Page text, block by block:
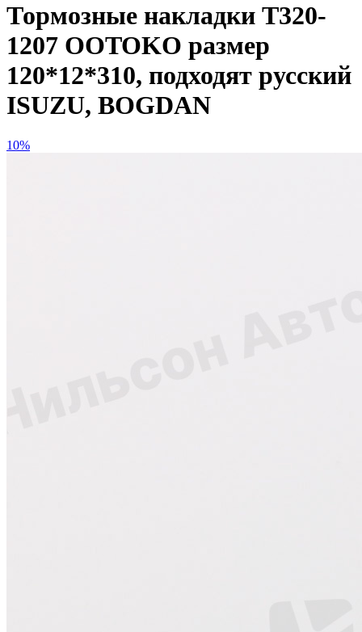
Тормозные накладки T320-
1207 OOTOKO размер
120*12*310, подходят русский
ISUZU, BOGDAN
10%